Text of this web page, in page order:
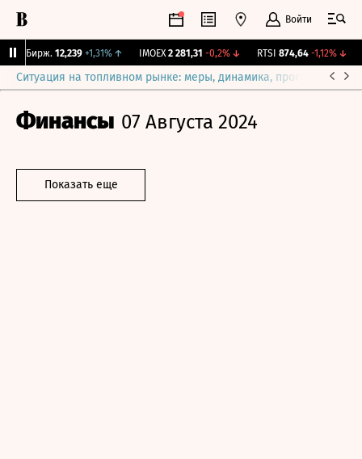
Войти
Бирж. 12,239 +1,31% ↑ IMOEX 2 281,31 -0,2%↓ RTSI 874,64 -1,12%↓
Ситуация на топливном рынке: меры, динамика, прогнозы
Финансы 07 Августа 2024
Показать еще